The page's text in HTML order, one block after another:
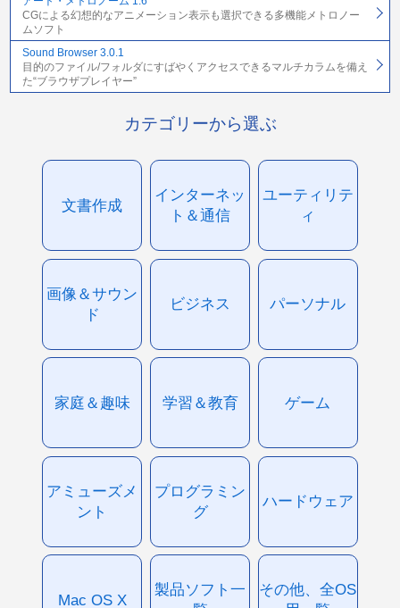
CGによる幻想的なアニメーション表示も選択できる多機能メトロノー
ムソフト
Sound Browser 3.0.1
目的のファイル/フォルダにすばやくアクセスできるマルチカラムを備え
た“ブラウザプレイヤー”
カテゴリーから選ぶ
文書作成
インターネッ
ト＆通信
ユーティリテ
ィ
画像＆サウン
ド
ビジネス パーソナル
家庭＆趣味 学習＆教育 ゲーム
アミューズメ
ント
プログラミン
グ
ハードウェア
Mac OS X
製品ソフト一
その他、全OS